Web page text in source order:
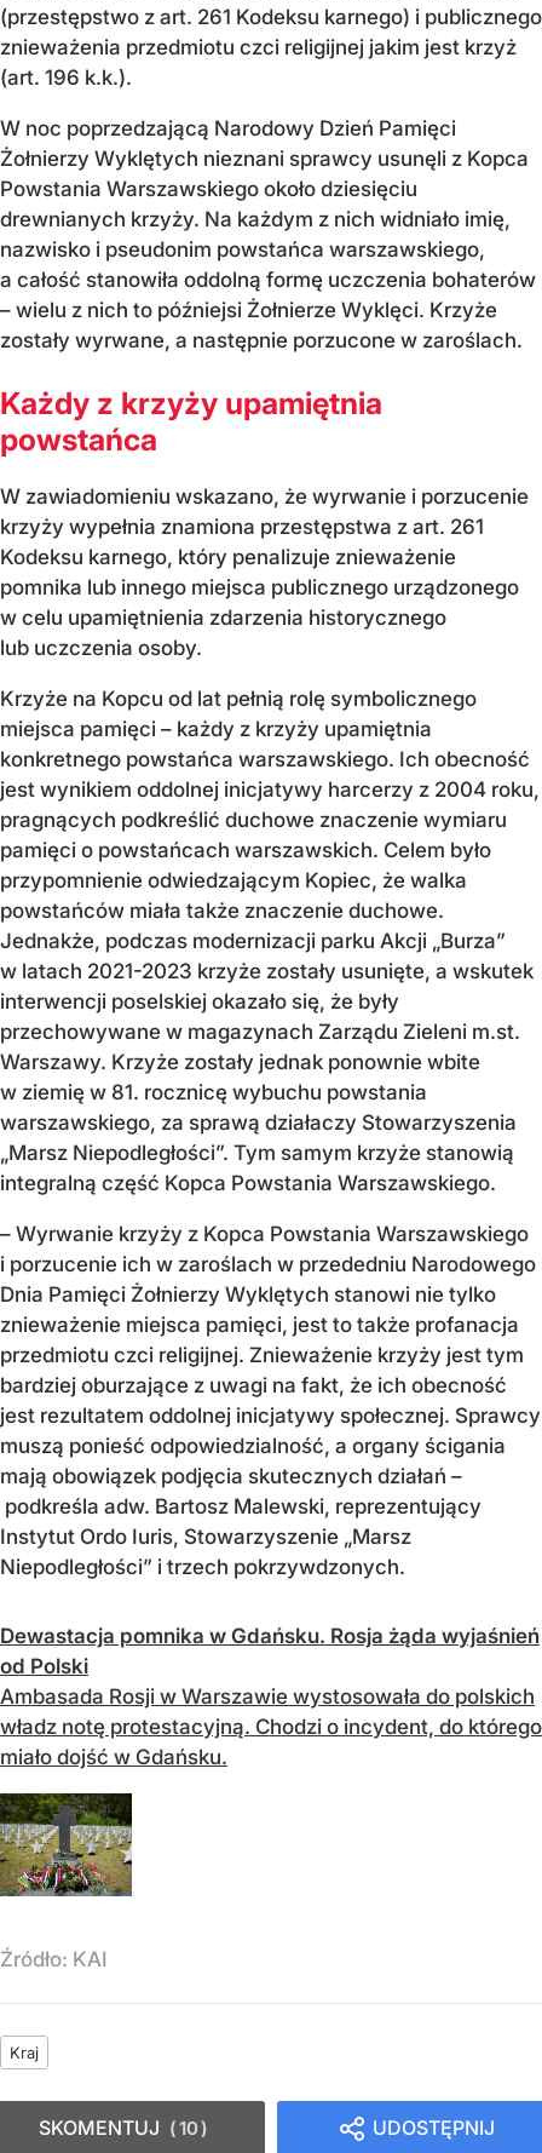
(przestępstwo z art. 261 Kodeksu karnego) i publicznego
znieważenia przedmiotu czci religijnej jakim jest krzyż
(art. 196 k.k.).
W noc poprzedzającą Narodowy Dzień Pamięci
Żołnierzy Wyklętych nieznani sprawcy usunęli z Kopca
Powstania Warszawskiego około dziesięciu
drewnianych krzyży. Na każdym z nich widniało imię,
nazwisko i pseudonim powstańca warszawskiego,
a całość stanowiła oddolną formę uczczenia bohaterów
– wielu z nich to późniejsi Żołnierze Wyklęci. Krzyże
zostały wyrwane, a następnie porzucone w zaroślach.
Każdy z krzyży upamiętnia
powstańca
W zawiadomieniu wskazano, że wyrwanie i porzucenie
krzyży wypełnia znamiona przestępstwa z art. 261
Kodeksu karnego, który penalizuje znieważenie
pomnika lub innego miejsca publicznego urządzonego
w celu upamiętnienia zdarzenia historycznego
lub uczczenia osoby.
Krzyże na Kopcu od lat pełnią rolę symbolicznego
miejsca pamięci – każdy z krzyży upamiętnia
konkretnego powstańca warszawskiego. Ich obecność
jest wynikiem oddolnej inicjatywy harcerzy z 2004 roku,
pragnących podkreślić duchowe znaczenie wymiaru
pamięci o powstańcach warszawskich. Celem było
przypomnienie odwiedzającym Kopiec, że walka
powstańców miała także znaczenie duchowe.
Jednakże, podczas modernizacji parku Akcji „Burza”
w latach 2021-2023 krzyże zostały usunięte, a wskutek
interwencji poselskiej okazało się, że były
przechowywane w magazynach Zarządu Zieleni m.st.
Warszawy. Krzyże zostały jednak ponownie wbite
w ziemię w 81. rocznicę wybuchu powstania
warszawskiego, za sprawą działaczy Stowarzyszenia
„Marsz Niepodległości”. Tym samym krzyże stanowią
integralną część Kopca Powstania Warszawskiego.
– Wyrwanie krzyży z Kopca Powstania Warszawskiego
i porzucenie ich w zaroślach w przededniu Narodowego
Dnia Pamięci Żołnierzy Wyklętych stanowi nie tylko
znieważenie miejsca pamięci, jest to także profanacja
przedmiotu czci religijnej. Znieważenie krzyży jest tym
bardziej oburzające z uwagi na fakt, że ich obecność
jest rezultatem oddolnej inicjatywy społecznej. Sprawcy
muszą ponieść odpowiedzialność, a organy ścigania
mają obowiązek podjęcia skutecznych działań –
podkreśla adw. Bartosz Malewski, reprezentujący
Instytut Ordo Iuris, Stowarzyszenie „Marsz
Niepodległości” i trzech pokrzywdzonych.
Dewastacja pomnika w Gdańsku. Rosja żąda wyjaśnień
od Polski
Ambasada Rosji w Warszawie wystosowała do polskich
władz notę protestacyjną. Chodzi o incydent, do którego
miało dojść w Gdańsku.
Źródło: KAI
Kraj
UDOSTĘPNIJ
SKOMENTUJ 10